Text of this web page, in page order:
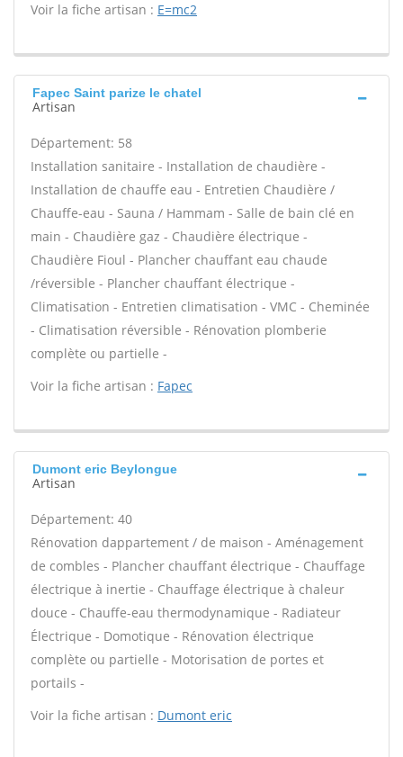
Voir la fiche artisan : E=mc2
Fapec Saint parize le chatel
Artisan
Département: 58
Installation sanitaire - Installation de chaudière -
Installation de chauffe eau - Entretien Chaudière /
Chauffe-eau - Sauna / Hammam - Salle de bain clé en
main - Chaudière gaz - Chaudière électrique -
Chaudière Fioul - Plancher chauffant eau chaude
/réversible - Plancher chauffant électrique -
Climatisation - Entretien climatisation - VMC - Cheminée
- Climatisation réversible - Rénovation plomberie
complète ou partielle -
Voir la fiche artisan : Fapec
Dumont eric Beylongue
Artisan
Département: 40
Rénovation dappartement / de maison - Aménagement
de combles - Plancher chauffant électrique - Chauffage
électrique à inertie - Chauffage électrique à chaleur
douce - Chauffe-eau thermodynamique - Radiateur
Électrique - Domotique - Rénovation électrique
complète ou partielle - Motorisation de portes et
portails -
Voir la fiche artisan : Dumont eric